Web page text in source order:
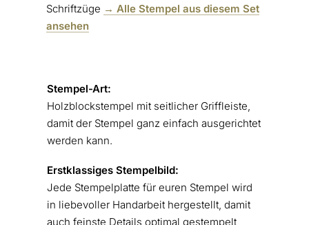
Schriftzüge → Alle Stempel aus diesem Set
ansehen
Stempel-Art:
Holzblockstempel mit seitlicher Griffleiste,
damit der Stempel ganz einfach ausgerichtet
werden kann.
ErstklassigesStempelbild:
Jede Stempelplatte für euren Stempel wird
in liebevoller Handarbeit hergestellt, damit
auch feinste Details optimal gestempelt